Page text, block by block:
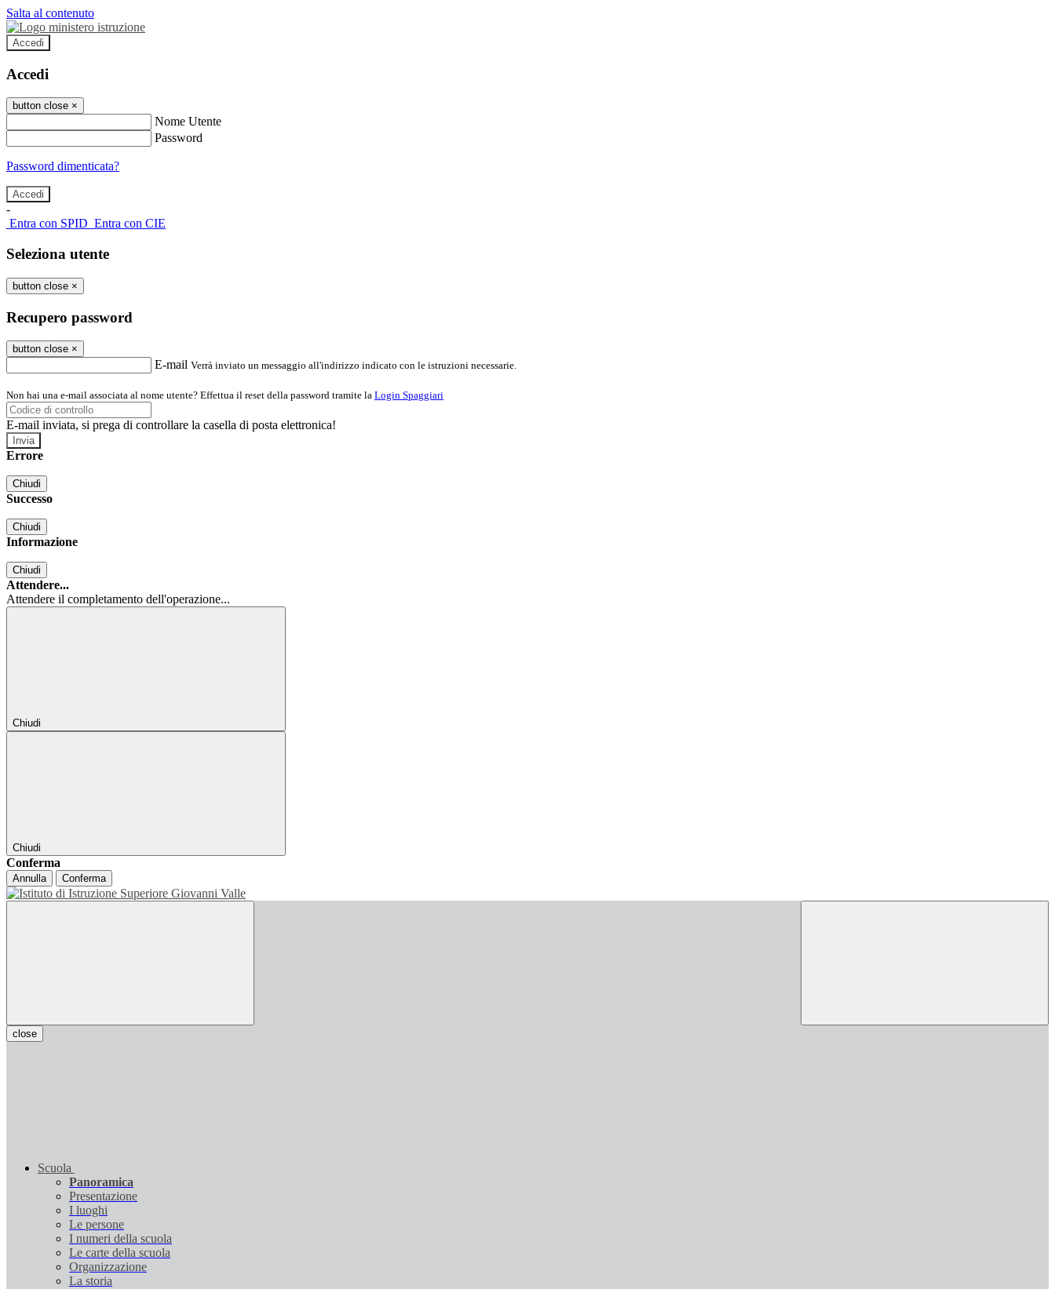
Salta al contenuto
Accedi
Accedi
button close ×
Nome Utente
Password
Password dimenticata?
-
Entra con SPID Entra con CIE
Seleziona utente
button close ×
Recupero password
button close ×
E-mail Verrà inviato un messaggio all'indirizzo indicato con le istruzioni necessarie.
Non hai una e-mail associata al nome utente? Effettua il reset della password tramite la Login Spaggiari
E-mail inviata, si prega di controllare la casella di posta elettronica!
Errore
Chiudi
Successo
Chiudi
Informazione
Chiudi
Attendere...
Attendere il completamento dell'operazione...
Chiudi
Chiudi
Conferma
Annulla Conferma
close
Scuola
Panoramica
Presentazione
I luoghi
Le persone
I numeri della scuola
Le carte della scuola
Organizzazione
La storia